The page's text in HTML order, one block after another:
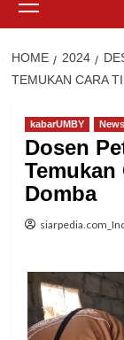
Menu
HOME 2024
TEMUKAN CARA
kabarUMBY
Dosen
Domba